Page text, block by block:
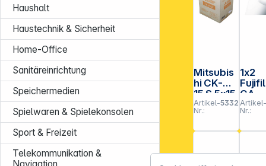
Haushalt
Haustechnik & Sicherheit
Home-Office
Sanitäreinrichtung
Speichermedien
Spielwaren & Spielekonsolen
Sport & Freizeit
Telekommunikation &
Mitsubis
hi CK-M
15 S 5x15
/ 10x15
Artikel-
Nr.:
533206
1x2
CA
112m
lustre
Artikel-
Nr.: